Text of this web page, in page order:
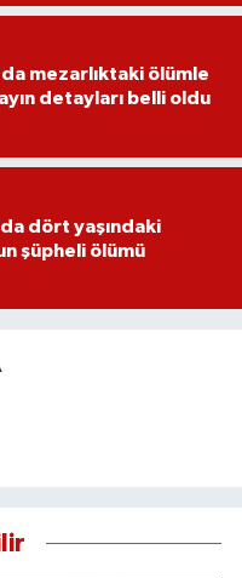
mezarlıktaki ölümle
detayları belli oldu
dört yaşındaki
şüpheli ölümü